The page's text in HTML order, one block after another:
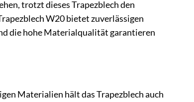
trotzt dieses Trapezblech den
W20 bietet zuverlässigen
die hohe Materialqualität garantieren
Materialien hält das Trapezblech auch